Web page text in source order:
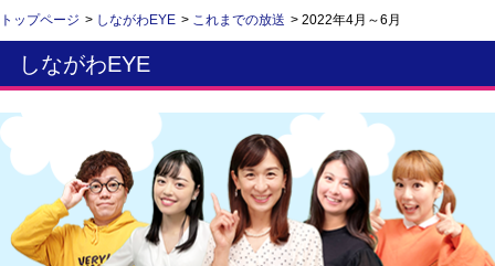
トップページ > しながわEYE > これまでの放送 > 2022年4月～6月
しながわEYE